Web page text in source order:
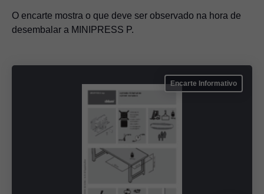
O encarte mostra o que deve ser observado na hora de
desembalar a MINIPRESS P.
Encarte Informativo